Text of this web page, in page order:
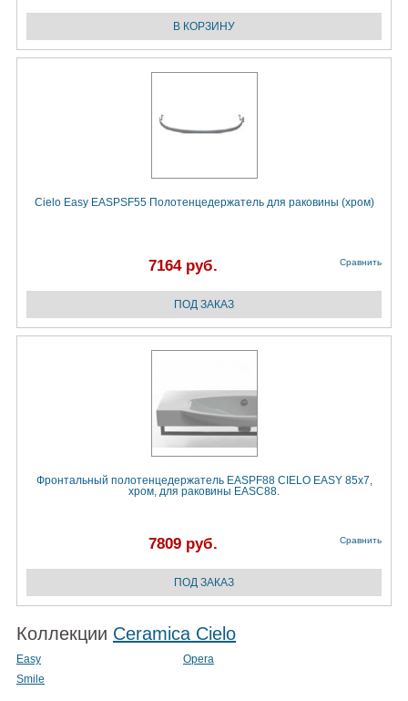
Cielo Easy EASPSF55 Полотенцедержатель для раковины (хром)
7164 руб. Сравнить
Фронтальный полотенцедержатель EASPF88 CIELO EASY 85х7,
хром, для раковины EASC88.
7809 руб. Сравнить
Коллекции Ceramica Cielo
Easy
Opera
Smile